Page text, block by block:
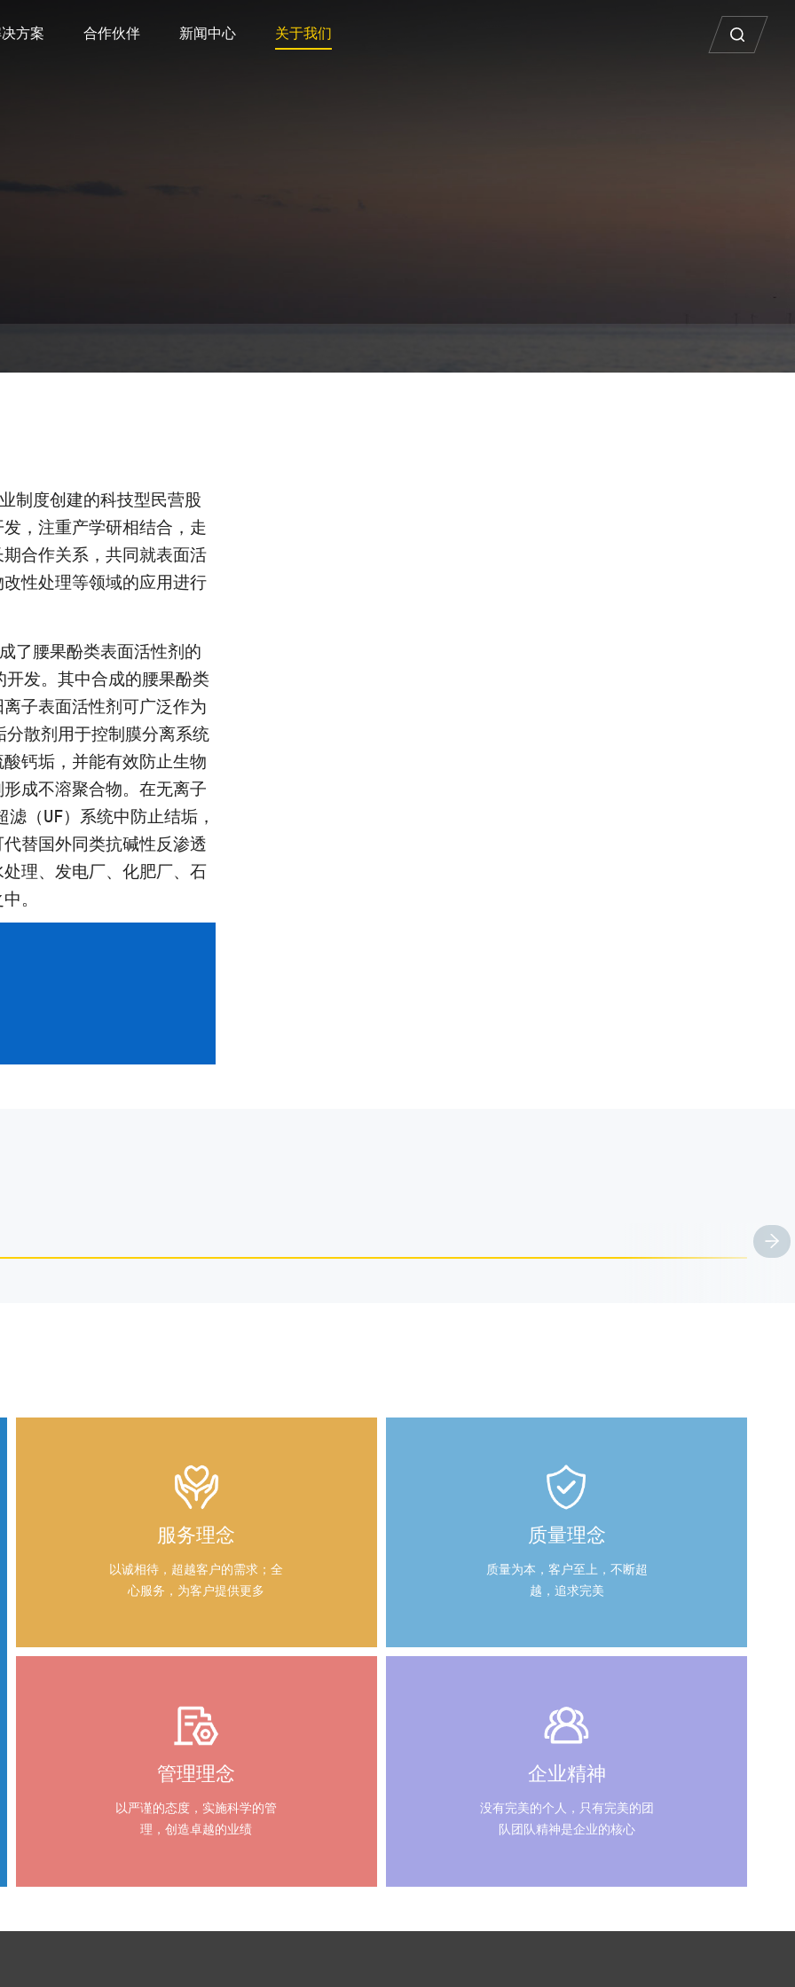
方案 合作伙伴 新闻中心 关于我们
制度创建的科技型民营股
，注重产学研相结合，走
合作关系，共同就表面活
性处理等领域的应用进行
了腰果酚类表面活性剂的
发。其中合成的腰果酚类
子表面活性剂可广泛作为
分散剂用于控制膜分离系统
钙垢，并能有效防止生物
成不溶聚合物。在无离子
滤（UF）系统中防止结垢，
替国外同类抗碱性反渗透
理、发电厂、化肥厂、石
。
服务理念
以诚相待，超越客户的需求；全
心服务，为客户提供更多
质量理念
质量为本，客户至上，不断超
越，追求完美
管理理念
以严谨的态度，实施科学的管
理，创造卓越的业绩
企业精神
没有完美的个人，只有完美的团
队团队精神是企业的核心